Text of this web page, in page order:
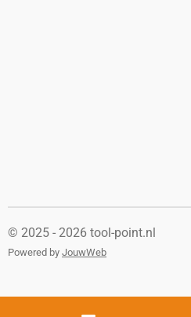
© 2025 - 2026 tool-point.nl
Powered by JouwWeb